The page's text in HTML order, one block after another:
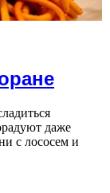
даже
с лососем и